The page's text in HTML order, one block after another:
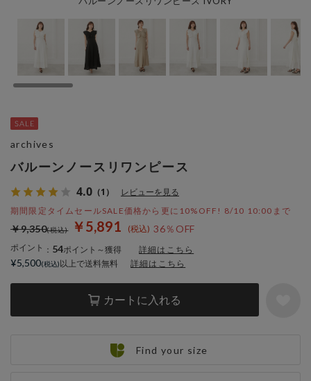
バルーンノースリワンピース
4.0 （1） レビューを見る
期間限定タイムセールSALE価格から更に10%OFF! 8/10 10:00まで
￥5,891 36％OFF
￥9,350
ポイント ： 54ポイント～獲得 詳細はこちら
カートに入れる
archives
¥5,500 以上で送料無料 詳細はこちら
Find your size